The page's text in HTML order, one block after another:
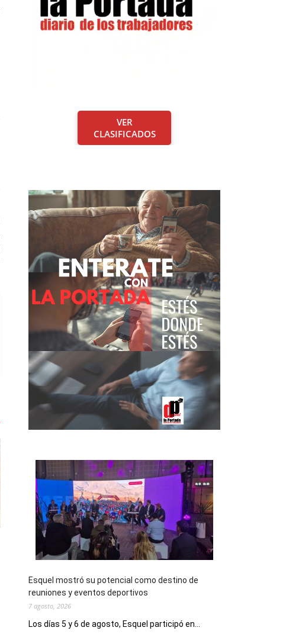
VER
CLASIFICADOS
Esquel mostró su potencial como destino de
reuniones y eventos deportivos
7 agosto, 2026
Los días 5 y 6 de agosto, Esquel participó en...